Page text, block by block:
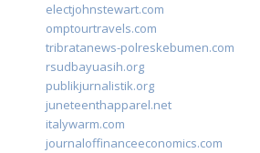
electjohnstewart.com
omptourtravels.com
tribratanews-polreskebumen.com
rsudbayuasih.org
publikjurnalistik.org
juneteenthapparel.net
italywarm.com
journaloffinanceeconomics.com